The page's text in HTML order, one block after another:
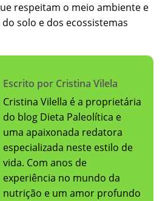
respeitam o meio ambiente e
solo e dos ecossistemas
Escrito por Cristina Vilela
Cristina Vilella é a proprietária
do blog Dieta Paleolítica e
uma apaixonada redatora
especializada neste estilo de
vida. Com anos de
experiência no mundo da
nutrição e um amor profundo